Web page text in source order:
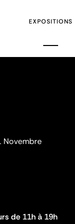
EXPOSITIONS
Novembre
de 11h à 19h